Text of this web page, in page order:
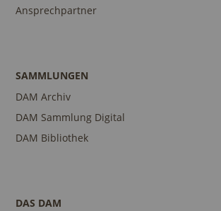
Ansprechpartner
SAMMLUNGEN
DAM Archiv
DAM Sammlung Digital
DAM Bibliothek
DAS DAM